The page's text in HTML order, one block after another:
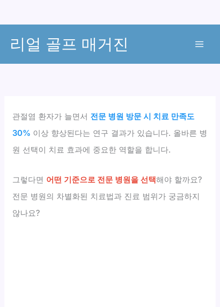
리얼 골프 매거진
관절염 환자가 늘면서 전문 병원 방문 시 치료 만족도
30% 이상 향상된다는 연구 결과가 있습니다. 올바른 병
원 선택이 치료 효과에 중요한 역할을 합니다.
그렇다면 어떤 기준으로 전문 병원을 선택해야 할까요?
전문 병원의 차별화된 치료법과 진료 범위가 궁금하지
않나요?